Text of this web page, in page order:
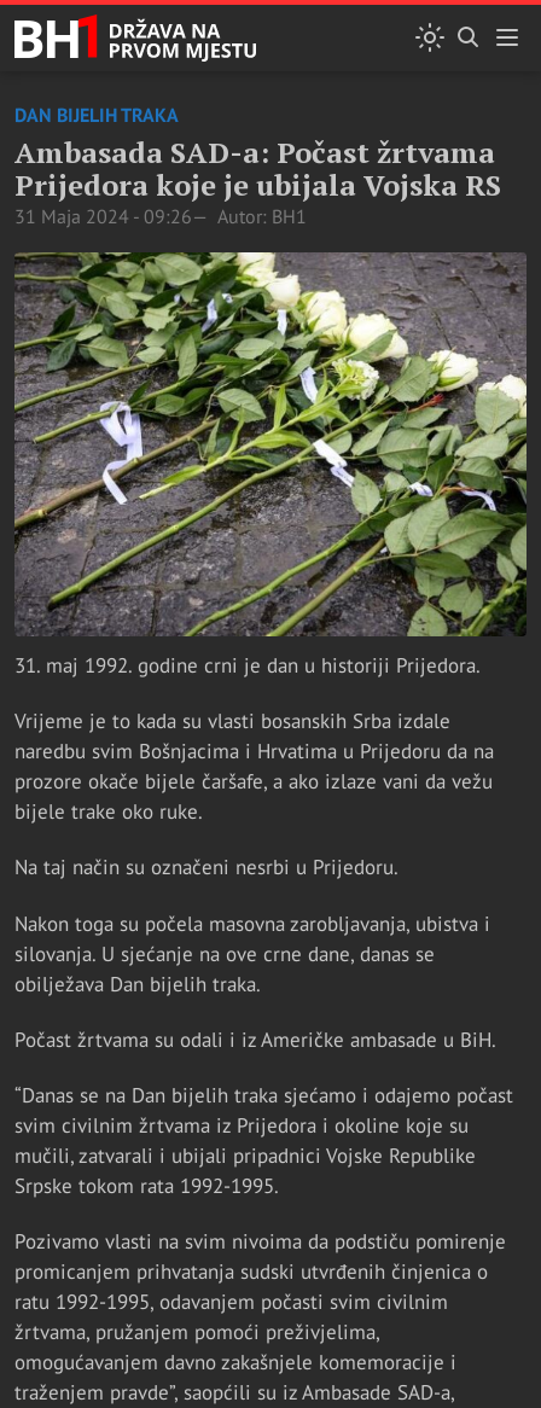
DAN BIJELIH TRAKA
Ambasada SAD-a: Počast žrtvama
Prijedora koje je ubijala Vojska RS
31 Maja 2024 - 09:26 Autor: BH1
31. maj 1992. godine crni je dan u historiji Prijedora.
Vrijeme je to kada su vlasti bosanskih Srba izdale
naredbu svim Bošnjacima i Hrvatima u Prijedoru da na
prozore okače bijele čaršafe, a ako izlaze vani da vežu
bijele trake oko ruke.
Na taj način su označeni nesrbi u Prijedoru.
Nakon toga su počela masovna zarobljavanja, ubistva i
silovanja. U sjećanje na ove crne dane, danas se
obilježava Dan bijelih traka.
Počast žrtvama su odali i iz Američke ambasade u BiH.
“Danas se na Dan bijelih traka sjećamo i odajemo počast
svim civilnim žrtvama iz Prijedora i okoline koje su
mučili, zatvarali i ubijali pripadnici Vojske Republike
Srpske tokom rata 1992-1995.
Pozivamo vlasti na svim nivoima da podstiču pomirenje
promicanjem prihvatanja sudski utvrđenih činjenica o
ratu 1992-1995, odavanjem počasti svim civilnim
žrtvama, pružanjem pomoći preživjelima,
omogućavanjem davno zakašnjele komemoracije i
traženjem pravde”, saopćili su iz Ambasade SAD-a,